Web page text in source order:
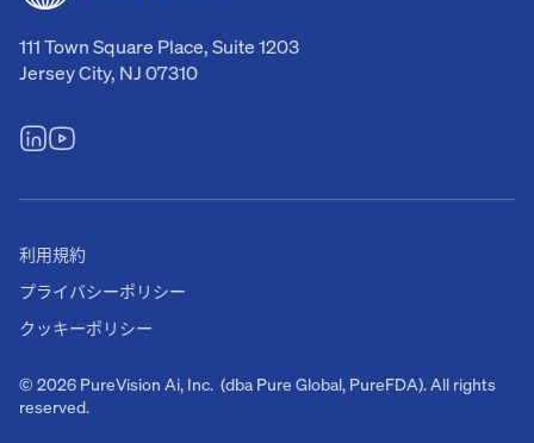
111 Town Square Place, Suite 1203
Jersey City, NJ 07310
© 2026 PureVision Ai, Inc. (dba Pure Global, PureFDA). All rights
reserved.
利用規約
プライバシーポリシー
クッキーポリシー